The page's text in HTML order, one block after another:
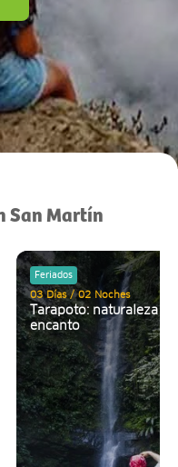
San Martín
Feriados
03 Días / 02 Noches
Tarapoto: naturaleza y
encanto